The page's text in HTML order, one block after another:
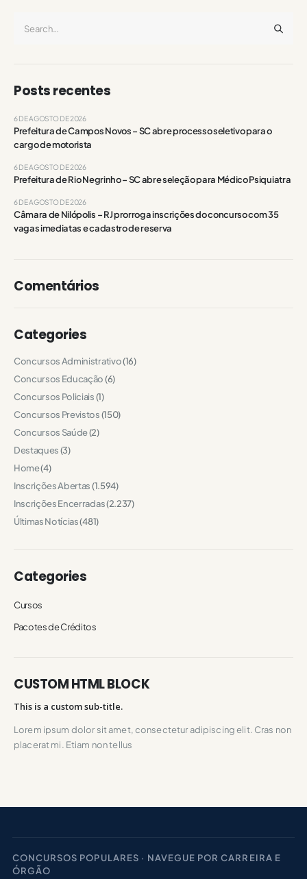
Posts recentes
Prefeitura de Campos Novos – SC abre processo seletivo para o
cargo de motorista
6 DE AGOSTO DE 2026
Prefeitura de Rio Negrinho – SC abre seleção para Médico Psiquiatra
6 DE AGOSTO DE 2026
Câmara de Nilópolis – RJ prorroga inscrições do concurso com 35
vagas imediatas e cadastro de reserva
6 DE AGOSTO DE 2026
Comentários
Categories
Concursos Administrativo(16)
Concursos Educação(6)
Concursos Policiais(1)
Concursos Previstos(150)
Concursos Saúde(2)
Destaques(3)
Home(4)
Inscrições Abertas(1.594)
Inscrições Encerradas(2.237)
Últimas Notícias(481)
Categories
Cursos
Pacotes de Créditos
CUSTOM HTML BLOCK
This is a custom sub-title.
Lorem ipsum dolor sit amet, consectetur adipiscing elit. Cras non
placerat mi. Etiam non tellus
CONCURSOS POPULARES · NAVEGUE POR CARREIRA E
ÓRGÃO